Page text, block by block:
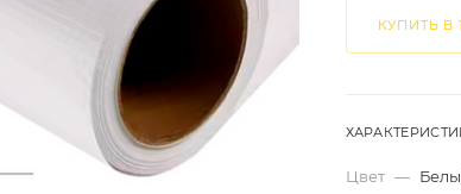
КУПИТЬ В
Цвет —